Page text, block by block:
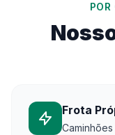
POR
Frota